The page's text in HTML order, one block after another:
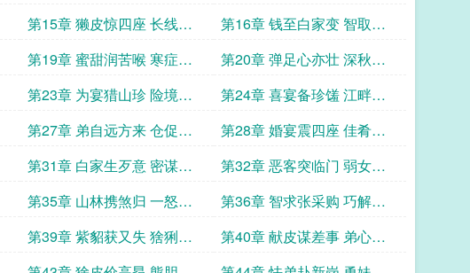
妹路
然生
第15章 獭皮惊四座 长线钓
金鳌
第16章 钱至白家变 智取需
奇谋
第19章 蜜甜润苦喉 寒症显
隐忧
第20章 弹足心亦壮 深秋逐
鹿忙
第23章 为宴猎山珍 险境再
逢君
第24章 喜宴备珍馐 江畔再
撒网
第27章 弟自远方来 仓促证
婚期
第28章 婚宴震四座 佳肴倾
屯邻
第31章 白家生歹意 密谋许
恶亲
第32章 恶客突临门 弱女泪
涟涟
第35章 山林携煞归 一怒惊
宵小
第36章 智求张采购 巧解恶
姻缘
第39章 紫貂获又失 猞猁现
踪影
第40章 献皮谋差事 弟心终
安定